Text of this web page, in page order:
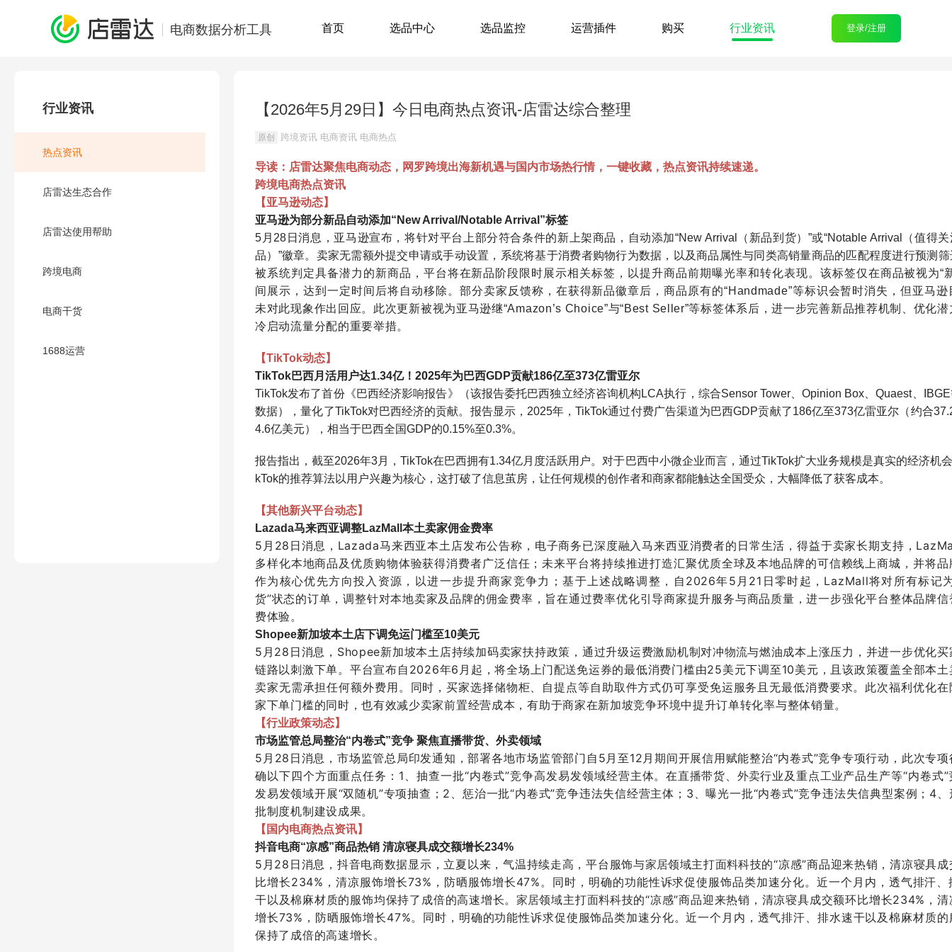
电商数据分析工具 首页 选品中心 选品监控 运营插件 购买 行业资讯 登录/注册
行业资讯
热点资讯
店雷达生态合作
店雷达使用帮助
跨境电商
电商干货
1688运营
【2026年5月29日】今日电商热点资讯-店雷达综合整理
原创 跨境资讯 电商资讯 电商热点
导读：店雷达聚焦电商动态，网罗跨境出海新机遇与国内市场热行情，一键收藏，热点资讯持续速递。
跨境电商热点资讯
【亚马逊动态】
亚马逊为部分新品自动添加“New Arrival/Notable Arrival”标签
5月28日消息，亚马逊宣布，将针对平台上部分符合条件的新上架商品，自动添加“New Arrival（新品到货）”或“Notable Arrival（值得
品）”徽章。卖家无需额外提交申请或手动设置，系统将基于消费者购物行为数据，以及商品属性与同类高销量商品的匹配程度进行预测
被系统判定具备潜力的新商品，平台将在新品阶段限时展示相关标签，以提升商品前期曝光率和转化表现。该标签仅在商品被视为“
间展示，达到一定时间后将自动移除。 部分卖家反馈称，在获得新品徽章后，商品原有的“Handmade”等标识会暂时消失，但亚马逊
未对此现象作出回应。 此次更新被视为亚马逊继“Amazon’s Choice”与“Best Seller”等标签体系后，进一步完善新品推荐机制、优化
冷启动流量分配的重要举措。
【TikTok动态】
TikTok巴西月活用户达1.34亿！2025年为巴西GDP贡献186亿至373亿雷亚尔
TikTok发布了首份《巴西经济影响报告》（该报告委托巴西独立经济咨询机构LCA执行，综合Sensor Tower、Opinion Box、Quaest、
数据），量化了TikTok对巴西经济的贡献。报告显示，2025年，TikTok通过付费广告渠道为巴西GDP贡献了186亿至373亿雷亚尔（约合
4.6亿美元），相当于巴西全国GDP的0.15%至0.3%。
报告指出，截至2026年3月，TikTok在巴西拥有1.34亿月度活跃用户。对于巴西中小微企业而言，通过TikTok扩大业务规模是真实的经济
kTok的推荐算法以用户兴趣为核心，这打破了信息茧房，让任何规模的创作者和商家都能触达全国受众，大幅降低了获客成本。
【其他新兴平台动态】
Lazada马来西亚调整LazMall本土卖家佣金费率
5月28日消息，Lazada马来西亚本土店发布公告称，电子商务已深度融入马来西亚消费者的日常生活，得益于卖家长期支持，
多样化本地商品及优质购物体验获得消费者广泛信任；未来平台将持续推进打造汇聚优质全球及本地品牌的可信赖线上商城，并将品
作为核心优先方向投入资源，以进一步提升商家竞争力；基于上述战略调整，自2026年5月21日零时起，LazMall将对所有标记
货”状态的订单，调整针对本地卖家及品牌的佣金费率，旨在通过费率优化引导商家提升服务与商品质量，进一步强化平台整体品牌
费体验。
Shopee新加坡本土店下调免运门槛至10美元
5月28日消息，Shopee新加坡本土店持续加码卖家扶持政策，通过升级运费激励机制对冲物流与燃油成本上涨压力，并进一步优化
链路以刺激下单。平台宣布自2026年6月起，将全场上门配送免运券的最低消费门槛由25美元下调至10美元，且该政策覆盖全部本土
卖家无需承担任何额外费用。同时，买家选择储物柜、自提点等自助取件方式仍可享受免运服务且无最低消费要求。此次福利优化在
家下单门槛的同时，也有效减少卖家前置经营成本，有助于商家在新加坡竞争环境中提升订单转化率与整体销量。
【行业政策动态】
市场监管总局整治“内卷式”竞争 聚焦直播带货、外卖领域
5月28日消息，市场监管总局印发通知，部署各地市场监管部门自5月至12月期间开展信用赋能整治“内卷式”竞争专项行动，此次专
确以下四个方面重点任务：1、抽查一批“内卷式”竞争高发易发领域经营主体。在直播带货、 外卖行业及重点工业产品生产等“内卷式
发易发领域开展“双随机”专项抽查；2、惩治一批“内卷式”竞争违法失信经营主体；3、曝光一批“内卷式”竞争违法失信典型案例；4
批制度机制建设成果。
【国内电商热点资讯】
抖音电商“凉感”商品热销 清凉寝具成交额增长234%
5月28日消息，抖音电商数据显示，立夏以来，气温持续走高，平台服饰与家居领域主打面料科技的“凉感”商品迎来热销，清凉寝具
比增长234%，清凉服饰增长73%，防晒服饰增长47%。同时，明确的功能性诉求促使服饰品类加速分化。近一个月内，透气排汗、
干以及棉麻材质的服饰均保持了成倍的高速增长。家居领域主打面料科技的“凉感”商品迎来热销，清凉寝具成交额环比增长234%，
增长73%，防晒服饰增长47%。同时，明确的功能性诉求促使服饰品类加速分化。近一个月内，透气排汗、排水速干以及棉麻材质的
保持了成倍的高速增长。